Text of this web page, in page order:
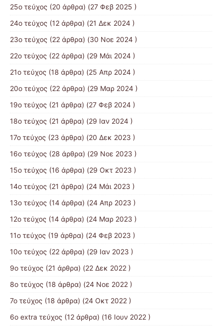
25ο τεύχος (20 άρθρα) (27 Φεβ 2025 )
24ο τεύχος (12 άρθρα) (21 Δεκ 2024 )
23ο τεύχος (22 άρθρα) (30 Νοε 2024 )
22ο τεύχος (22 άρθρα) (29 Μάι 2024 )
21o τεύχος (18 άρθρα) (25 Απρ 2024 )
20ο τεύχος (22 άρθρα) (29 Μαρ 2024 )
19ο τεύχος (21 άρθρα) (27 Φεβ 2024 )
18ο τεύχος (21 άρθρα) (29 Ιαν 2024 )
17o τεύχος (23 άρθρα) (20 Δεκ 2023 )
16ο τεύχος (28 άρθρα) (29 Νοε 2023 )
15ο τεύχος (16 άρθρα) (29 Οκτ 2023 )
14ο τεύχος (21 άρθρα) (24 Μάι 2023 )
13ο τεύχος (14 άρθρα) (24 Απρ 2023 )
12ο τεύχος (14 άρθρα) (24 Μαρ 2023 )
11ο τεύχος (19 άρθρα) (24 Φεβ 2023 )
10o τεύχος (22 άρθρα) (29 Ιαν 2023 )
9ο τεύχος (21 άρθρα) (22 Δεκ 2022 )
8ο τεύχος (18 άρθρα) (24 Νοε 2022 )
7ο τεύχος (18 άρθρα) (24 Οκτ 2022 )
6ο extra τεύχος (12 άρθρα) (16 Ιουν 2022 )